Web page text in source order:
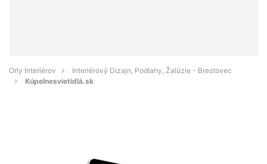
Orly Interiérov
Interiérový Dizajn, Podlahy, Žalúzie - Brestovec
Kúpelnesvietidlá.sk